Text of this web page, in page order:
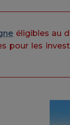
éligibles au
pour les